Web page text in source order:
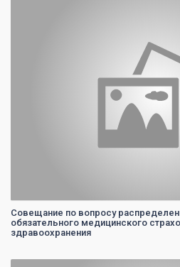
Совещание по вопросу
обязательного медицинского
здравоохранения